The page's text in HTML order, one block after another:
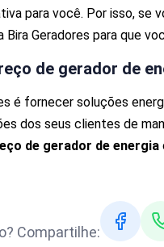
para você. Por isso, se
Geradores para que
de gerador de
é fornecer soluções
dos seus clientes de
de gerador de energia
Compartilhe: